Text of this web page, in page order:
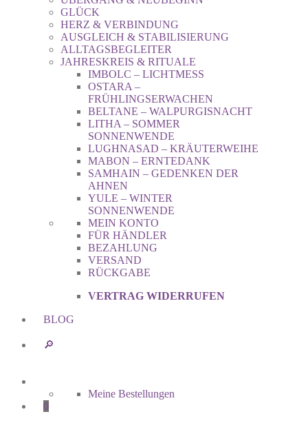
GLÜCK
HERZ & VERBINDUNG
AUSGLEICH & STABILISIERUNG
ALLTAGSBEGLEITER
JAHRESKREIS & RITUALE
IMBOLC – LICHTMESS
OSTARA –
FRÜHLINGSERWACHEN
BELTANE – WALPURGISNACHT
LITHA – SOMMER
SONNENWENDE
LUGHNASAD – KRÄUTERWEIHE
MABON – ERNTEDANK
SAMHAIN – GEDENKEN DER
AHNEN
YULE – WINTER
SONNENWENDE
MEIN KONTO
FÜR HÄNDLER
BEZAHLUNG
VERSAND
RÜCKGABE
VERTRAG WIDERRUFEN
BLOG
🔎︎
Meine Bestellungen
0